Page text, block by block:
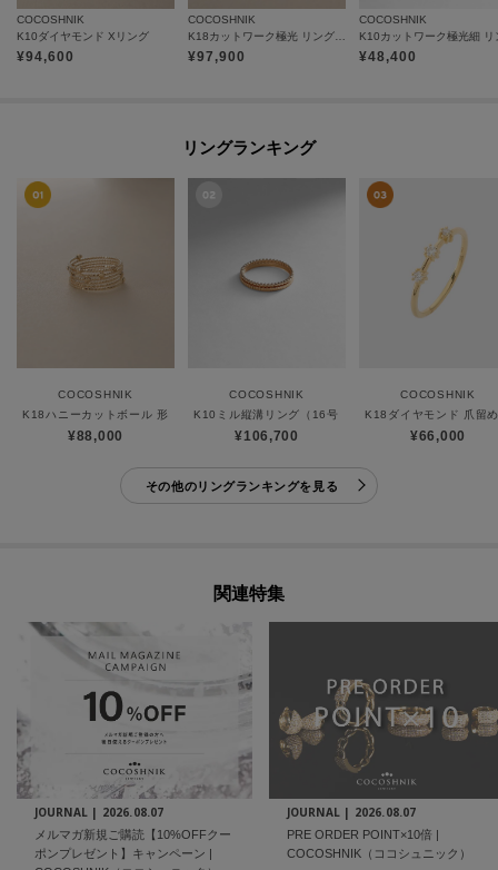
COCOSHNIK
K10ダイヤモンド Xリング
¥94,600
COCOSHNIK
¥97,900
COCOSHNIK
K10カットワーク極光細 リ
¥48,400
リングランキング
COCOSHNIK
K18ハニーカットボール 形状記憶リング
¥88,000
COCOSHNIK
K10ミル縦溝リング（16号）
¥106,700
COCOSHNIK
K18ダイヤモンド 爪留
¥66,000
その他のリングランキングを見る
関連特集
JOURNAL | 2026.08.07
メルマガ新規ご購読【10%OFFクー
ポンプレゼント】キャンペーン |
JOURNAL | 2026.08.07
PRE ORDER POINT×10倍 |
COCOSHNIK（ココシュニック）